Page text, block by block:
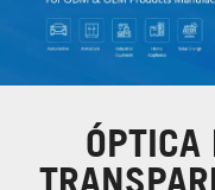
ÓPTICA